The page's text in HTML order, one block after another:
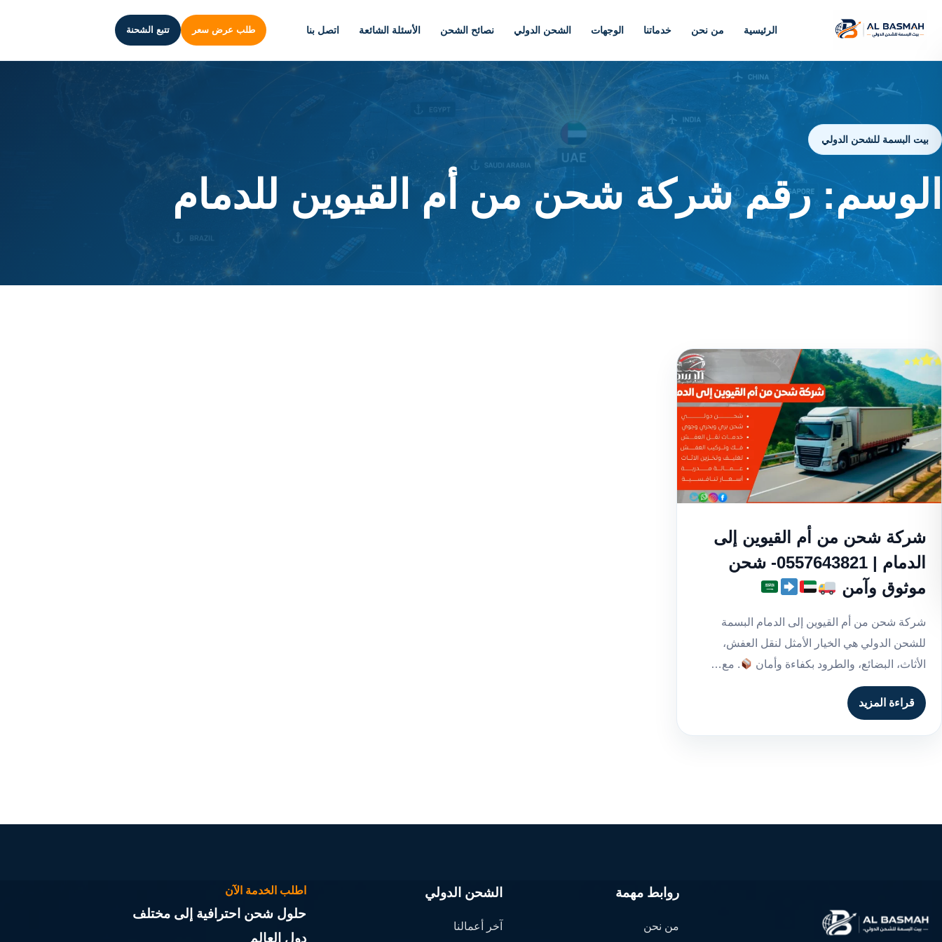
الرئيسية من نحن خدماتنا الوجهات الشحن الدولي نصائح الشحن الأسئلة الشائعة اتصل بنا طلب عرض سعر تتبع الشحنة
بيت البسمة للشحن الدولي
الوسم:رقم شركة شحن من أم القيوين للدمام
شركة شحن من أم القيوين إلى
الدمام | 0557643821- شحن
موثوق وآمن
شركة شحن من أم القيوين إلى الدمام البسمة
للشحن الدولي هي الخيار الأمثل لنقل العفش،
الأثاث، البضائع، والطرود بكفاءة وأمان
. مع…
قراءة المزيد
روابط مهمة
من نحن
الشحن الدولي
آخر أعمالنا
اطلب الخدمة الآن
حلول شحن احترافية إلى مختلف
دول العالم